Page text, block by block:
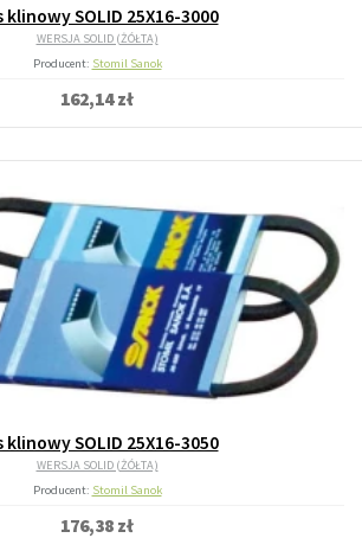
klinowy SOLID 25X16-3000
WERSJA SOLID (ŻÓŁTA)
Producent: Stomil Sanok
162,14 zł
klinowy SOLID 25X16-3050
WERSJA SOLID (ŻÓŁTA)
Producent: Stomil Sanok
176,38 zł